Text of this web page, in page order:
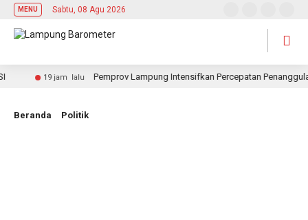
MENU Sabtu, 08 Agu 2026
19 jam lalu Pemprov Lampung Intensifkan Percepatan
Beranda Politik